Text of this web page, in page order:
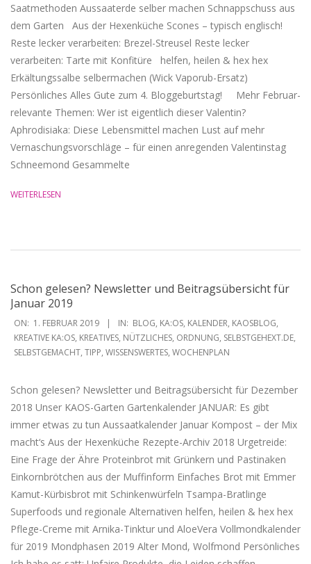
Saatmethoden Aussaaterde selber machen Schnappschuss aus
dem Garten Aus der Hexenküche Scones – typisch englisch!
Reste lecker verarbeiten: Brezel-Streusel Reste lecker
verarbeiten: Tarte mit Konfitüre helfen, heilen & hex hex
Erkältungssalbe selbermachen (Wick Vaporub-Ersatz)
Persönliches Alles Gute zum 4. Bloggeburtstag! Mehr Februar-
relevante Themen: Wer ist eigentlich dieser Valentin?
Aphrodisiaka: Diese Lebensmittel machen Lust auf mehr
Vernaschungsvorschläge – für einen anregenden Valentinstag
Schneemond Gesammelte
WEITERLESEN
Schon gelesen? Newsletter und Beitragsübersicht für
Januar 2019
2019-
02-
01
ON: 1. FEBRUAR 2019 IN: BLOG, KA:OS, KALENDER, KAOSBLOG,
KREATIVE KA:OS, KREATIVES, NÜTZLICHES, ORDNUNG, SELBSTGEHEXT.DE,
SELBSTGEMACHT, TIPP, WISSENSWERTES, WOCHENPLAN
Schon gelesen? Newsletter und Beitragsübersicht für Dezember
2018 Unser KAOS-Garten Gartenkalender JANUAR: Es gibt
immer etwas zu tun Aussaatkalender Januar Kompost – der Mix
macht‘s Aus der Hexenküche Rezepte-Archiv 2018 Urgetreide:
Eine Frage der Ähre Proteinbrot mit Grünkern und Pastinaken
Einkornbrötchen aus der Muffinform Einfaches Brot mit Emmer
Kamut-Kürbisbrot mit Schinkenwürfeln Tsampa-Bratlinge
Superfoods und regionale Alternativen helfen, heilen & hex hex
Pflege-Creme mit Arnika-Tinktur und AloeVera Vollmondkalender
für 2019 Mondphasen 2019 Alter Mond, Wolfmond Persönliches